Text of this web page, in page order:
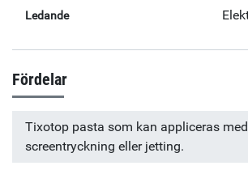
Ledande
Fördelar
Tixotop pasta som kan appliceras
screentryckning eller jetting.